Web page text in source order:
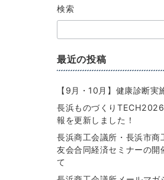
検索
最近の投稿
【9月・10月】健康診断実
長浜ものづくり
報を更新しました！
長浜商工会議所・長浜市商
友会合同経済セミナーの開
て